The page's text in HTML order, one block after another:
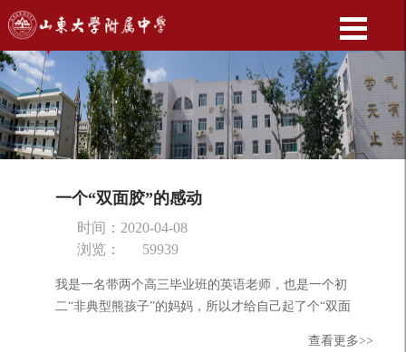
一个“双面胶”的感动
时间：2020-04-08
浏览：
59939
我是一名带两个高三毕业班的英语老师，也是一个初
二“非典型熊孩子”的妈妈，所以才给自己起了个“双面
查看更多>>